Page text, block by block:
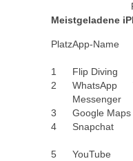
Meistgeladene
PlatzApp-Name
1
Flip Diving
2
WhatsApp
Messenger
3 Google Maps
4
Snapchat
5 YouTube